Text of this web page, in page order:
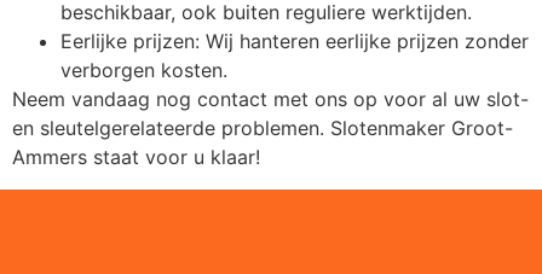
beschikbaar, ook buiten reguliere werktijden.
Eerlijke prijzen: Wij hanteren eerlijke prijzen zonder
verborgen kosten.
Neem vandaag nog contact met ons op voor al uw slot-
en sleutelgerelateerde problemen. Slotenmaker Groot-
Ammers staat voor u klaar!